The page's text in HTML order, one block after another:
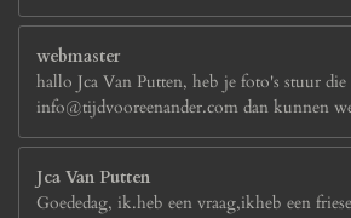
webmaster
hallo Jca Van Putten, heb je foto's stuur die
info@tijdvooreenander.com dan kunnen
Jca Van Putten
Goededag, ik.heb een vraag,ikheb een